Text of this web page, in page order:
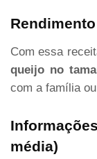
Rendimento
Com essa
queijo no
com a família
média)